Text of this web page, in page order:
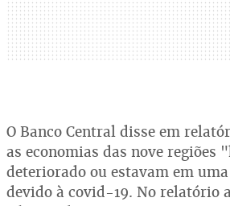
O Banco Central disse em
as economias das nove regiões
deteriorado ou estavam em
devido à covid-19. No relatório